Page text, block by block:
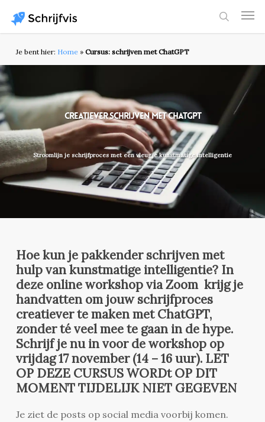
main
content
Je bent hier: Home» Cursus: schrijven met ChatGPT
Creatiever schrijven met ChatGPT
Stroomlijn je schrijfproces met een vleugje kunstmatige intelligentie
Hoe kun je pakkender schrijven met
hulp van kunstmatige intelligentie? In
deze online workshop via Zoom krijg je
handvatten om jouw schrijfproces
creatiever te maken met ChatGPT,
zonder té veel mee te gaan in de hype.
Schrijf je nu in voor de workshop op
vrijdag 17 november (14 – 16 uur). LET
OP DEZE CURSUS WORDt OP DIT
MOMENT TIJDELIJK NIET GEGEVEN
Je ziet de posts op social media voorbij komen.